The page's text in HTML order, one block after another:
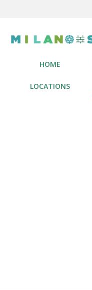
HOME
LOCATIONS